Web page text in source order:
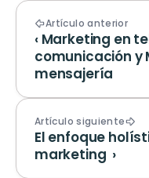
Artículo anterior
‹ Marketing en
comunicación y
mensajería
Artículo siguiente
El enfoque
marketing  ›